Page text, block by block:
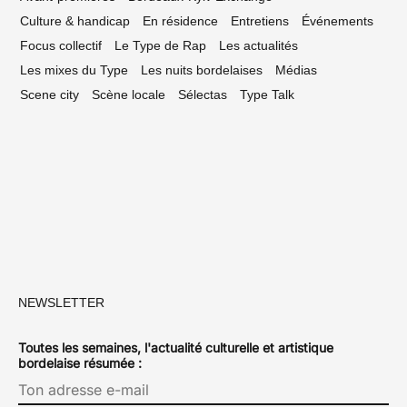
Culture & handicap
En résidence Entretiens
Événements
Focus collectif
Le Type de Rap
Les actualités
Les mixes du Type
Les nuits bordelaises
Médias
Scene city
Scène locale Sélectas Type Talk
NEWSLETTER
Toutes les semaines, l'actualité culturelle et artistique
bordelaise résumée :